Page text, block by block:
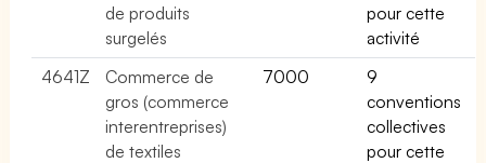
de produits
surgelés
pour cette
activité
4641Z
Commerce de
gros (commerce
interentreprises)
de textiles
7000
9
conventions
collectives
pour cette